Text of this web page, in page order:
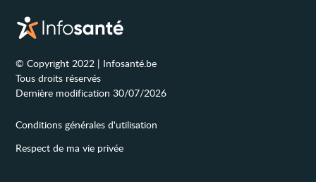
© Copyright 2022 | Infosanté.be
Tous droits réservés
Dernière modification 30/07/2026
Conditions générales d'utilisation
Respect de ma vie privée